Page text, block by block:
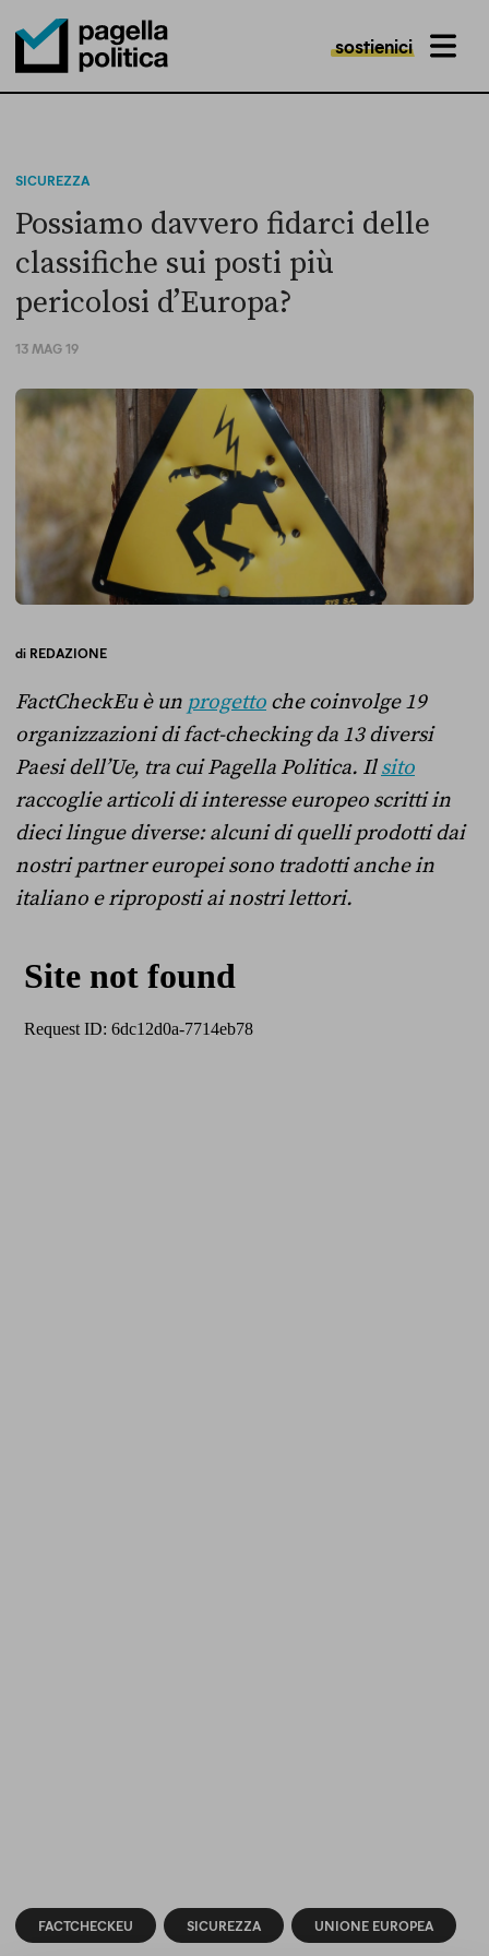
Pagella Politica Logo
sostienici MENU
SICUREZZA
Possiamo davvero fidarci delle
classifiche sui posti più
pericolosi d’Europa?
13 MAG 19
di REDAZIONE
FactCheckEu è un progetto che coinvolge 19
organizzazioni di fact-checking da 13 diversi
Paesi dell’Ue, tra cui Pagella Politica. Ilsito
raccoglie articoli di interesse europeo scritti in
dieci lingue diverse: alcuni di quelli prodotti dai
nostri partner europei sono tradotti anche in
italiano e riproposti ai nostri lettori.
FACTCHECKEU SICUREZZA UNIONE EUROPEA